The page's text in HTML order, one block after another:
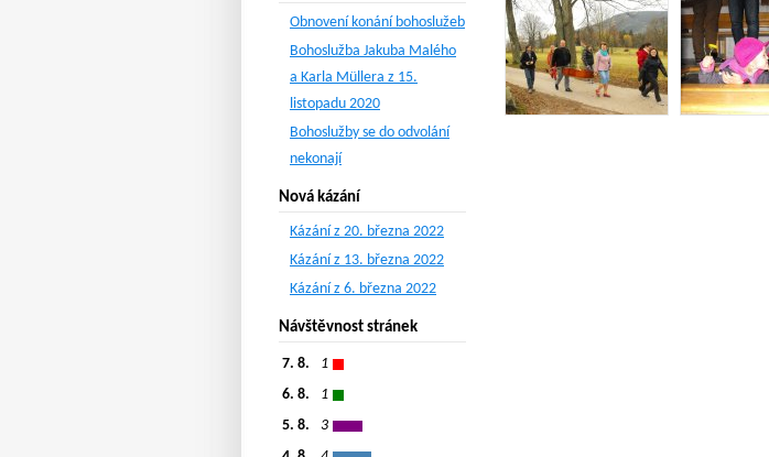
Obnovení konání bohoslužeb
Bohoslužba Jakuba Malého
a Karla Müllera z 15.
listopadu 2020
Bohoslužby se do odvolání
nekonají
Nová kázání
Kázání z 20. března 2022
Kázání z 13. března 2022
Kázání z 6. března 2022
Návštěvnost stránek
7. 8.
1
6. 8.
1
5. 8.
3